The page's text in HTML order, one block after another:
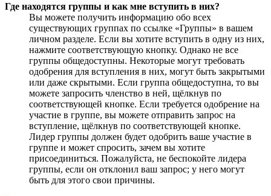
Где находятся группы и как мне вступить в них?
Вы можете получить информацию обо всех
существующих группах по ссылке «Группы» в вашем
личном разделе. Если вы хотите вступить в одну из них,
нажмите соответствующую кнопку. Однако не все
группы общедоступны. Некоторые могут требовать
одобрения для вступления в них, могут быть закрытыми
или даже скрытыми. Если группа общедоступна, то вы
можете запросить членство в ней, щёлкнув по
соответствующей кнопке. Если требуется одобрение на
участие в группе, вы можете отправить запрос на
вступление, щёлкнув по соответствующей кнопке.
Лидер группы должен будет одобрить ваше участие в
группе и может спросить, зачем вы хотите
присоединиться. Пожалуйста, не беспокойте лидера
группы, если он отклонил ваш запрос; у него могут
быть для этого свои причины.